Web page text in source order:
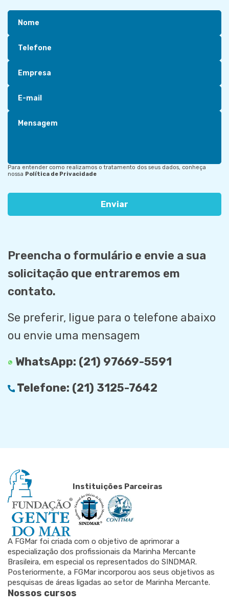
Nome
Telefone
Empresa
E-mail
Mensagem
Para entender como realizamos o tratamento dos seus dados, conheça
nossa Política de Privacidade
Preencha o formulário e envie a sua
solicitação que entraremos em
contato.
Se preferir, ligue para o telefone abaixo
ou envie uma mensagem
WhatsApp: (21) 97669-5591
Telefone: (21) 3125-7642
Instituições Parceiras
A FGMar foi criada com o objetivo de aprimorar a
especialização dos profissionais da Marinha Mercante
Brasileira, em especial os representados do SINDMAR.
Posteriormente, a FGMar incorporou aos seus objetivos as
pesquisas de áreas ligadas ao setor de Marinha Mercante.
Nossos cursos